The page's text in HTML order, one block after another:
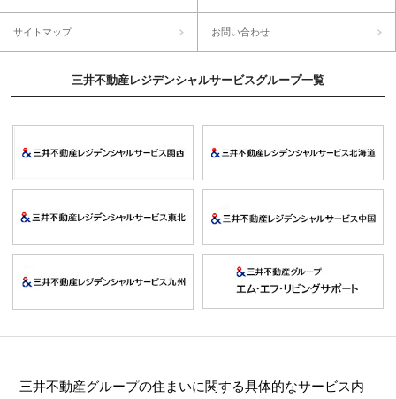
サイトマップ お問い合わせ
三井不動産レジデンシャルサービスグループ一覧
三井不動産グループの住まいに関する具体的なサービス内